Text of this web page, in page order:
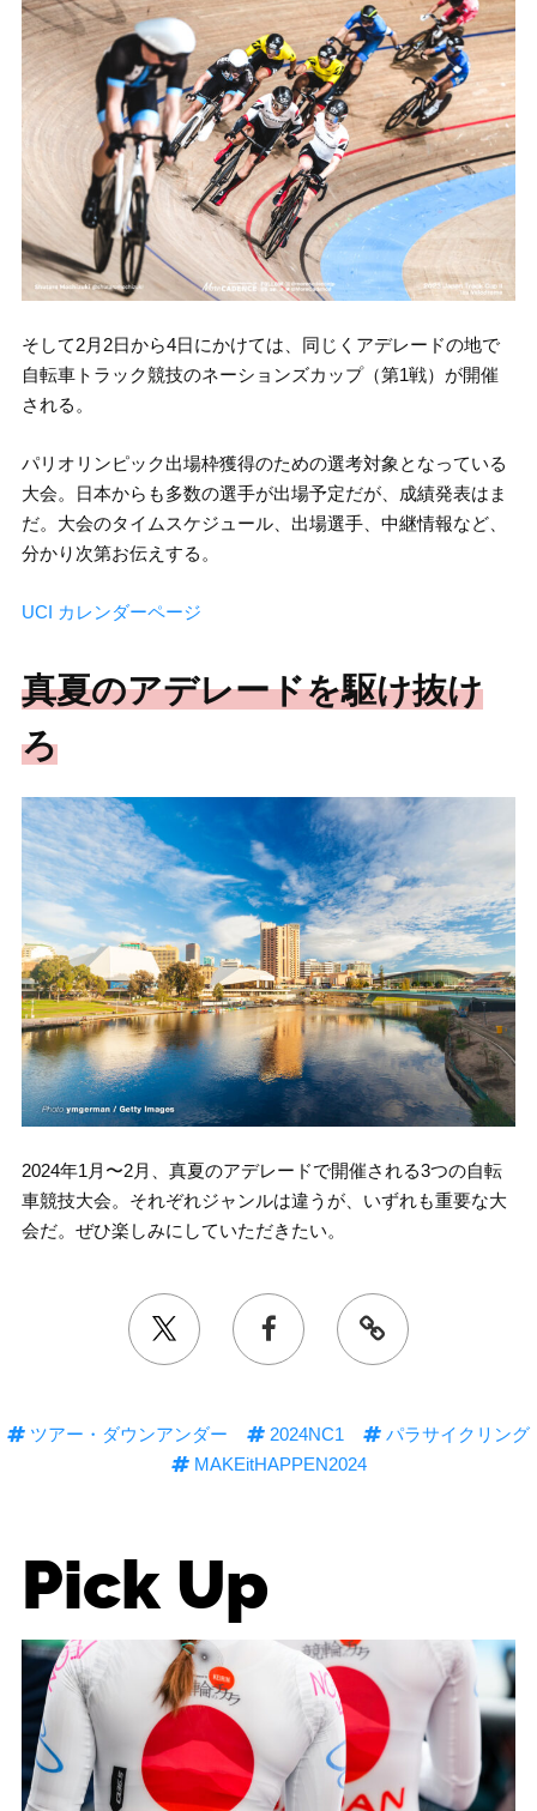
そして2月2日から4日にかけては、同じくアデレードの地で
自転車トラック競技のネーションズカップ（第1戦）が開催
される。
パリオリンピック出場枠獲得のための選考対象となっている
大会。日本からも多数の選手が出場予定だが、成績発表はま
だ。大会のタイムスケジュール、出場選手、中継情報など、
分かり次第お伝えする。
UCI カレンダーページ
真夏のアデレードを駆け抜け
ろ
2024年1月〜2月、真夏のアデレードで開催される3つの自転
車競技大会。それぞれジャンルは違うが、いずれも重要な大
会だ。ぜひ楽しみにしていただきたい。
ツアー・ダウンアンダー 2024NC1
パラサイクリング
MAKEitHAPPEN2024
Pick Up